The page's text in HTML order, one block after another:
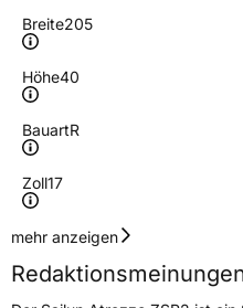
Breite205
Höhe40
BauartR
Zoll17
Geschwindigkeitsindex
Höchstgeschwindigkeit
300
mehr anzeigen